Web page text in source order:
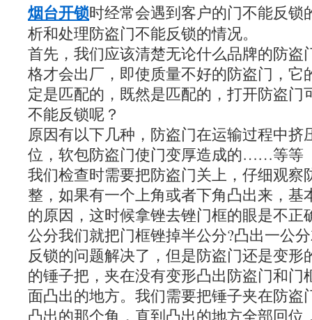
烟台开锁时经常会遇到客户的门不能反锁
析和处理防盗门不能反锁的情况。
首先，我们应该清楚无论什么品牌的防盗
格才会出厂，即使质量不好的防盗门，它
定是匹配的，既然是匹配的，打开防盗门
不能反锁呢？
原因有以下几种，防盗门在运输过程中挤
位，软包防盗门使门变厚造成的……等等
我们检查时需要把防盗门关上，仔细观察
整，如果有一个上角或者下角凸出来，基
的原因，这时候拿锉去锉门框的眼是不正
公分我们就把门框锉掉半公分?凸出一公
反锁的问题解决了，但是防盗门还是变形
的锤子把，夹在没有变形凸出防盗门和门
面凸出的地方。我们需要把锤子夹在防盗
凸出的那个角，直到凸出的地方全部回位